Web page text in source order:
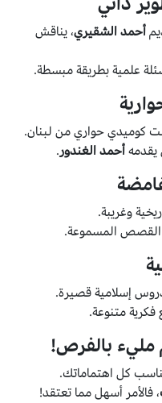
أحمد الشقيري، يناقش
علمية بطريقة مبسطة.
كوميدي حواري من لبنان.
أحمد الغندور.
وغريبة.
المسموعة.
إسلامية قصيرة.
متنوعة.
مليء بالفرص!
كل اهتماماتك.
، فالأمر أسهل مما تعتقد!